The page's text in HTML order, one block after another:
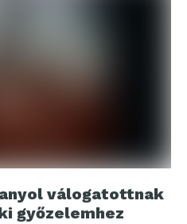
válogatottnak
győzelemhez